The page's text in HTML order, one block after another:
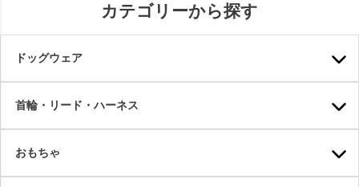
カテゴリーから探す
ドッグウェア
首輪・リード・ハーネス
おもちゃ